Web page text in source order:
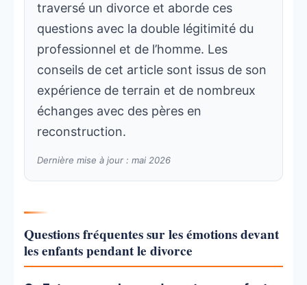
traversé un divorce et aborde ces
questions avec la double légitimité du
professionnel et de l’homme. Les
conseils de cet article sont issus de son
expérience de terrain et de nombreux
échanges avec des pères en
reconstruction.
Dernière mise à jour : mai 2026
Questions fréquentes sur les émotions devant
les enfants pendant le divorce